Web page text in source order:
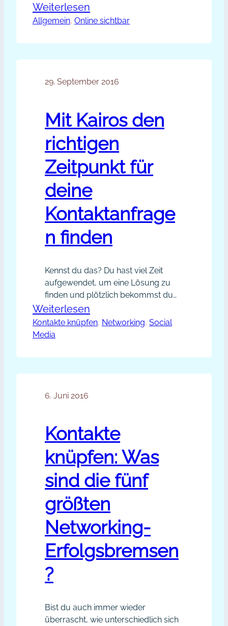
meiner Mutter: „Wenn Sie jetzt nicht
ordentlich pressen, dann müssen wir
kam an: Jetzt galt es, zu kooperieren!
kämpften als Team und wir…
Weiterlesen
Meine
Allgemein, Online sichtbar
29. September 2016
Mit Kairos den
richtigen
Zeitpunkt für
deine
Kontaktanfrage
n finden
Kennst du das? Du hast viel Zeit
aufgewendet, um eine Lösung zu
finden und plötzlich bekommst du
einen entscheidenden Hinweis und
alle Knoten in deinem Hirn lösen sich
wie von selbst auf? Meinem Mann
so bei der Suche nach einem
Weiterlesen
Mit
Kontaktanfragen
finden
Kontakte knüpfen, Networking, Social
Media
6. Juni 2016
Kontakte
knüpfen: Was
sind die fünf
größten
Networking-
Erfolgsbremsen
?
Bist du auch immer wieder
überrascht, wie unterschiedlich sich